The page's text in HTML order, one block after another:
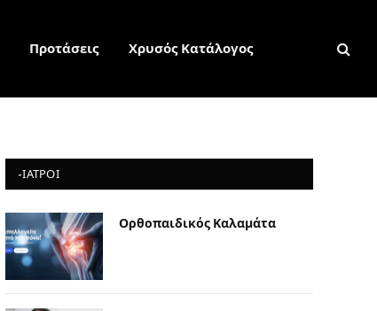
Προτάσεις Χρυσός Κατάλογος
-ΙΑΤΡΟΙ
Ορθοπαιδικός Καλαμάτα